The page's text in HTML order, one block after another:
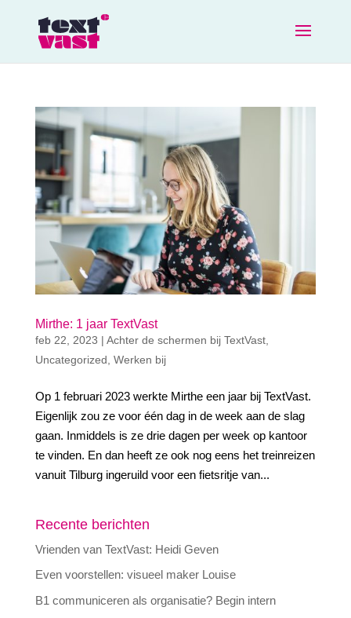
Mirthe: 1 jaar TextVast
feb 22, 2023 | Achter de schermen bij TextVast,
Uncategorized Werken bij
Op 1 februari 2023 werkte Mirthe een jaar bij TextVast.
Eigenlijk zou ze voor één dag in de week aan de slag
gaan. Inmiddels is ze drie dagen per week op kantoor
te vinden. En dan heeft ze ook nog eens het treinreizen
vanuit Tilburg ingeruild voor een fietsritje van...
Recente berichten
Vrienden van TextVast: Heidi Geven
Even voorstellen: visueel maker Louise
B1 communiceren als organisatie? Begin intern